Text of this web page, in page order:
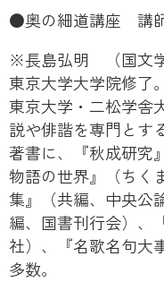
●奥の細道講座 講
※長島弘明 （国文学
東京大学大学院修了
東京大学・二松学舎
説や俳諧を専門とする
著書に、『秋成研究
物語の世界』（ちく
集』（共編、中央公
編、国書刊行会）、
社）、『名歌名句大
多数。